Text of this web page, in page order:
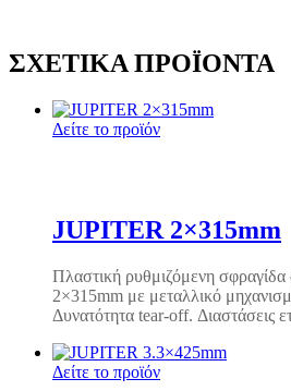
ΣΧΕΤΙΚΆ ΠΡΟΪΌΝΤΑ
Δείτε το προϊόν
JUPITER 2×315mm
Πλαστική ρυθμιζόμενη
2×315mm με μεταλλικό
Δυνατότητα tear-off. Διαστάσεις
Δείτε το προϊόν